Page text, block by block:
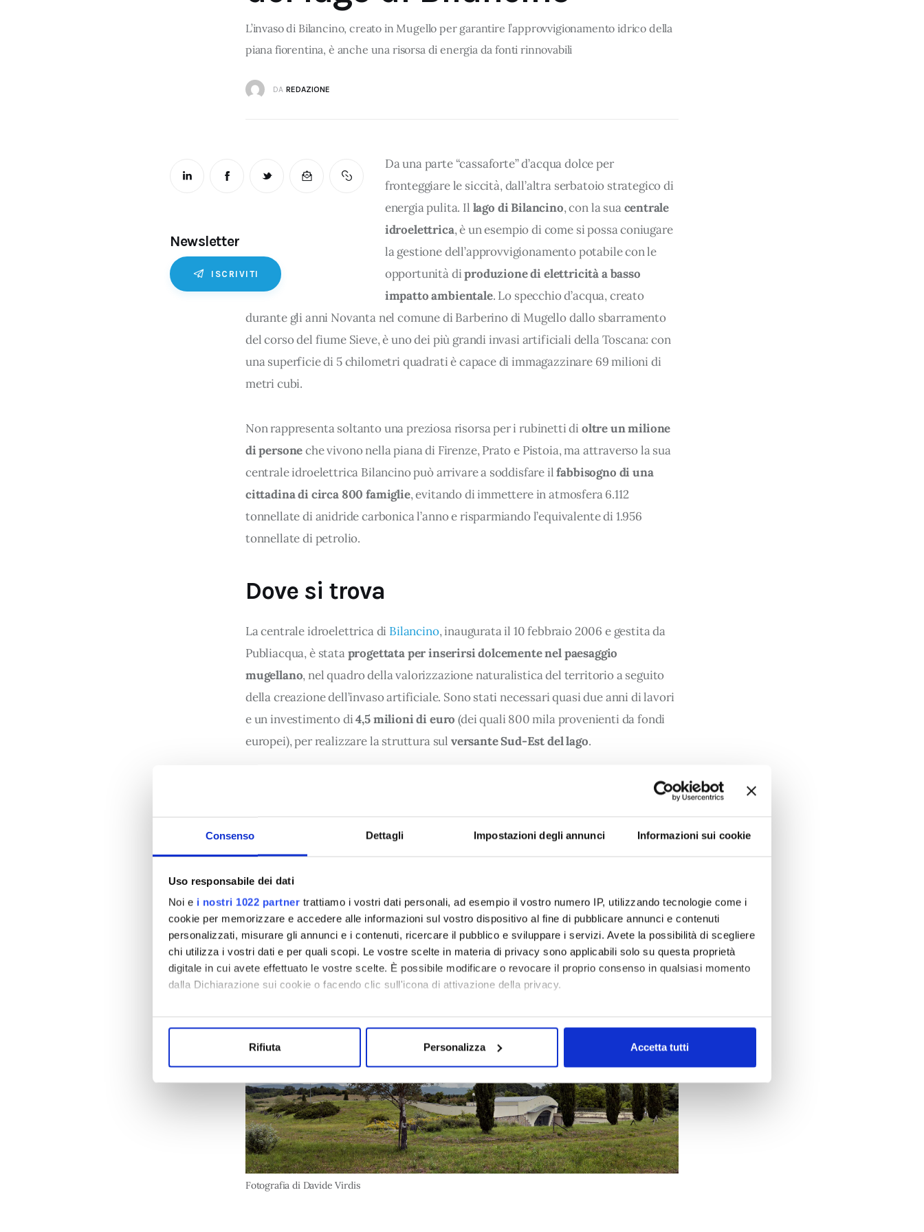
Consenso Dettagli Impostazioni degli annunci Informazioni sui cookie
Uso responsabile dei dati
Noi e i nostri 1022 partner trattiamo i vostri dati personali, ad esempio il vostro numero IP, utilizzando tecnologie come i
cookie per memorizzare e accedere alle informazioni sul vostro dispositivo al fine di pubblicare annunci e contenuti
personalizzati, misurare gli annunci e i contenuti, ricercare il pubblico e sviluppare i servizi. Avete la possibilità di scegliere
chi utilizza i vostri dati e per quali scopi. Le vostre scelte in materia di privacy sono applicabili solo su questa proprietà
digitale in cui avete effettuato le vostre scelte. È possibile modificare o revocare il proprio consenso in qualsiasi momento
dalla Dichiarazione sui cookie o facendo clic sull'icona di attivazione della privacy.
Identificare il tuo dispositivo, scansionandolo attivamente alla ricerca di caratteristiche specifiche (impronte
digitali).
Approfondisci come vengono elaborati i tuoi dati personali e imposta le tue preferenze nellasezione dettagli
modificare o ritirare il tuo consenso in qualsiasi momento dalla Dichiarazione sui cookie.
Utilizziamo dei cookie tecnici necessari per rendere fruibile il sito web abilitandone funzionalità di base quali la navigazione
sulle pagine e l'accesso alle aree protette. In linea con le preferenze manifestate dall’Utente e con i consensi dallo stesso
prestati, i cookie possono essere inoltre utilizzati per analizzare il traffico sul nostro sito web, per personalizzare contenuti
ed annunci e per fornire funzionalità dei social media, condividendo informazioni sul modo in cui l’Utente utilizza il nostro
Rifiuta Personalizza Accetta tutti
L’invaso di Bilancino, creato in Mugello per garantire l’approvvigionamento idrico della
piana fiorentina, è anche una risorsa di energia da fonti rinnovabili
DA REDAZIONE
Newsletter
ISCRIVITI
Da una parte “cassaforte” d’acqua dolce per
fronteggiare le siccità, dall’altra serbatoio strategico di
energia pulita. Il lago di Bilancino, con la sua centrale
idroelettrica, è un esempio di come si possa coniugare
la gestione dell’approvvigionamento potabile con le
opportunità di produzione di elettricità a basso
impatto ambientale. Lo specchio d’acqua, creato
durante gli anni Novanta nel comune di Barberino di Mugello dallo sbarramento
del corso del fiume Sieve, è uno dei più grandi invasi artificiali della Toscana: con
una superficie di 5 chilometri quadrati è capace di immagazzinare 69 milioni di
metri cubi.
Non rappresenta soltanto una preziosa risorsa per i rubinetti di oltre un milione
di persone che vivono nella piana di Firenze, Prato e Pistoia, ma attraverso la sua
centrale idroelettrica Bilancino può arrivare a soddisfare il fabbisogno di una
cittadina di circa 800 famiglie, evitando di immettere in atmosfera 6.112
tonnellate di anidride carbonica l’anno e risparmiando l’equivalente di 1.956
tonnellate di petrolio.
Dove si trova
La centrale idroelettrica di Bilancino, inaugurata il 10 febbraio 2006 e gestita da
Publiacqua, è stata progettata per inserirsi dolcemente nel paesaggio
mugellano, nel quadro della valorizzazione naturalistica del territorio a seguito
della creazione dell’invaso artificiale. Sono stati necessari quasi due anni di lavori
e un investimento di 4,5 milioni di euro (dei quali 800 mila provenienti da fondi
europei), per realizzare la struttura sul versante Sud-Est del lago.
Il fabbricato, dalle forme sinuose e nascosto dal declivio naturale, sorge a poca
. Una struttura di interesse, anche dal punto di vista
architettonico, che periodicamente è accessibile al pubblico per visite didattiche
dedicate alla comprensione del
energia da fonti rinnovabili.
Fotografia di Davide Virdis